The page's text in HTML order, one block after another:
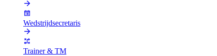
Wedstrijdsecretaris
Trainer & TM